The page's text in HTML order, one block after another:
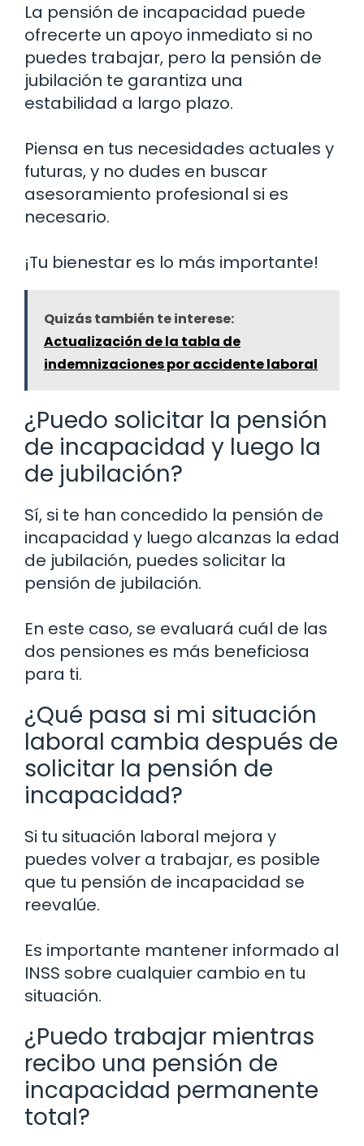
La pensión de incapacidad puede
ofrecerte un apoyo inmediato si no
puedes trabajar, pero la pensión de
jubilación te garantiza una
estabilidad a largo plazo.
Piensa en tus necesidades actuales y
futuras, y no dudes en buscar
asesoramiento profesional si es
necesario.
¡Tu bienestar es lo más importante!
Quizás también te interese:
Actualización de la tabla de
indemnizaciones por accidente laboral
¿Puedo solicitar la pensión
de incapacidad y luego la
de jubilación?
Sí, si te han concedido la pensión de
incapacidad y luego alcanzas la edad
de jubilación, puedes solicitar la
pensión de jubilación.
En este caso, se evaluará cuál de las
dos pensiones es más beneficiosa
para ti.
¿Qué pasa si mi situación
laboral cambia después de
solicitar la pensión de
incapacidad?
Si tu situación laboral mejora y
puedes volver a trabajar, es posible
que tu pensión de incapacidad se
reevalúe.
Es importante mantener informado al
INSS sobre cualquier cambio en tu
situación.
¿Puedo trabajar mientras
recibo una pensión de
incapacidad permanente
total?